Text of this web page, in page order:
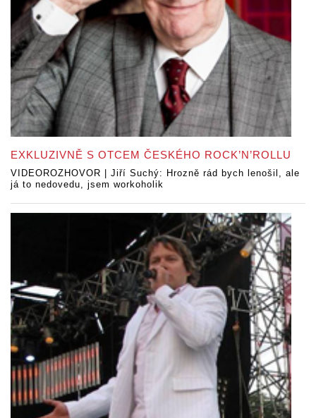
EXKLUZIVNĚ S OTCEM ČESKÉHO ROCK’N’ROLLU
VIDEOROZHOVOR | Jiří Suchý: Hrozně rád bych lenošil, ale
já to nedovedu, jsem workoholik